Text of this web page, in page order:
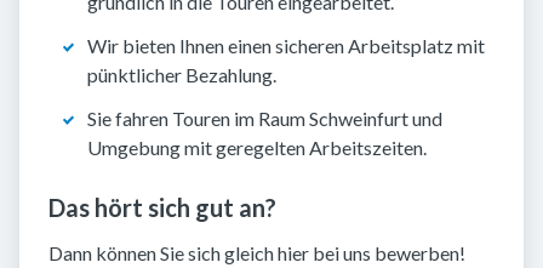
Wir bieten Ihnen einen sicheren Arbeitsplatz mit
pünktlicher Bezahlung.
Sie fahren Touren im Raum Schweinfurt und
Umgebung mit geregelten Arbeitszeiten.
Das hört sich gut an?
Dann können Sie sich gleich hier bei uns bewerben!